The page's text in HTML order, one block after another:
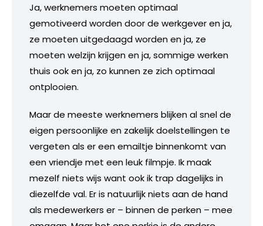
Ja, werknemers moeten optimaal
gemotiveerd worden door de werkgever en ja,
ze moeten uitgedaagd worden en ja, ze
moeten welzijn krijgen en ja, sommige werken
thuis ook en ja, zo kunnen ze zich optimaal
ontplooien.
Maar de meeste werknemers blijken al snel de
eigen persoonlijke en zakelijk doelstellingen te
vergeten als er een emailtje binnenkomt van
een vriendje met een leuk filmpje. Ik maak
mezelf niets wijs want ook ik trap dagelijks in
diezelfde val. Er is natuurlijk niets aan de hand
als medewerkers er – binnen de perken – mee